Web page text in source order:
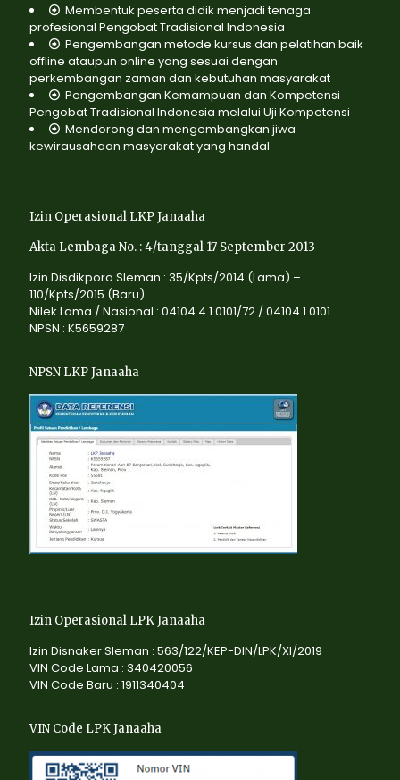
Membentuk peserta didik menjadi tenaga
profesional Pengobat Tradisional Indonesia
Pengembangan metode kursus dan pelatihan baik
offline ataupun online yang sesuai dengan
perkembangan zaman dan kebutuhan masyarakat
Pengembangan Kemampuan dan Kompetensi
Pengobat Tradisional Indonesia melalui Uji Kompetensi
Mendorong dan mengembangkan jiwa
kewirausahaan masyarakat yang handal
Izin Operasional LKP Janaaha
Akta Lembaga No. : 4/tanggal 17 September 2013
Izin Disdikpora Sleman : 35/Kpts/2014 (Lama) –
110/Kpts/2015 (Baru)
Nilek Lama / Nasional : 04104.4.1.0101/72 / 04104.1.0101
NPSN : K5659287
NPSN LKP Janaaha
Izin Operasional LPK Janaaha
Izin Disnaker Sleman : 563/122/KEP-DIN/LPK/XI/2019
VIN Code Lama : 340420056
VIN Code Baru : 1911340404
VIN Code LPK Janaaha